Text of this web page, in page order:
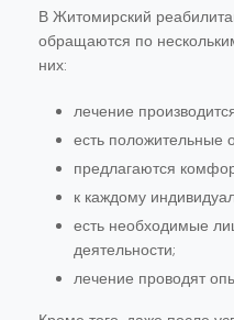
В Житомирский
обращаются по
них:
лечение
есть положительные
предлагаются
к каждому
есть необходимые
деятельности;
лечение проводят